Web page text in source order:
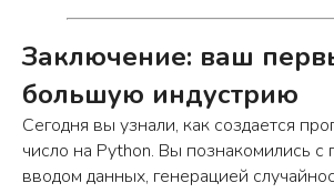
Заключение: ваш
большую индустрию
Сегодня вы узнали, как создается
число на Python. Вы познакомились
вводом данных, генерацией
Отзывы
Шкодишь
Преподаватели
Процесс
обучения
О нас